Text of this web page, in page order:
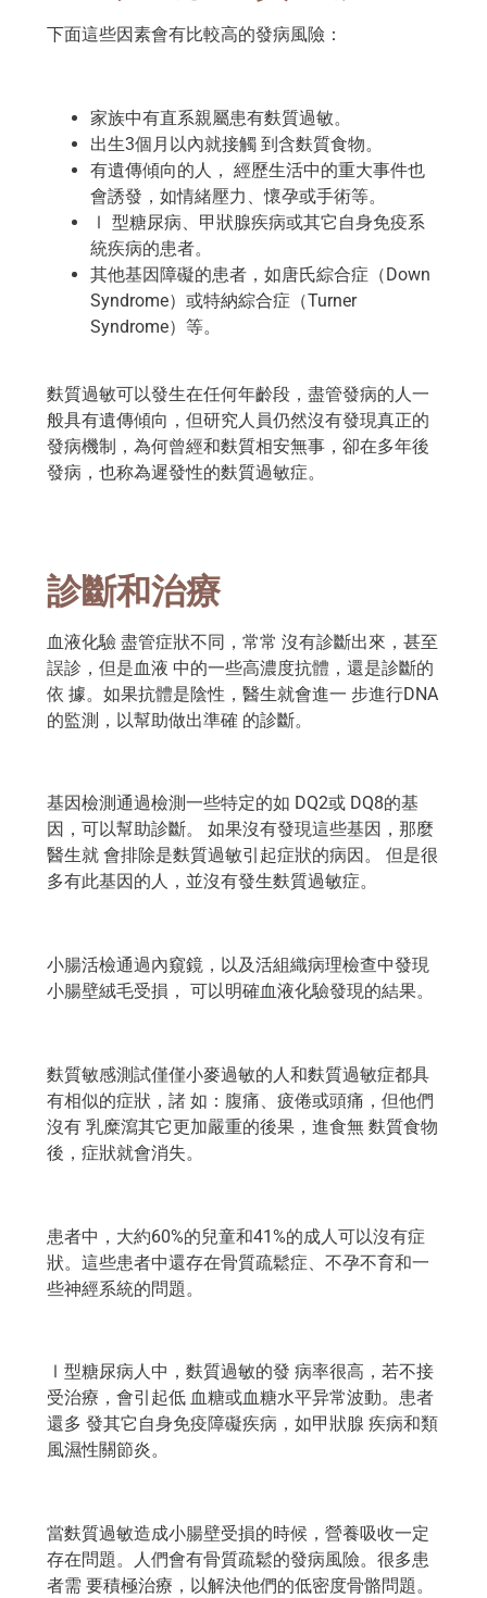
下面這些因素會有比較高的發病風險：
家族中有直系親屬患有麩質過敏。
出生3個月以內就接觸 到含麩質食物。
有遺傳傾向的人， 經歷生活中的重大事件也
會誘發，如情緒壓力、懷孕或手術等。
Ⅰ 型糖尿病、甲狀腺疾病或其它自身免疫系
統疾病的患者。
其他基因障礙的患者，如唐氏綜合症（Down
Syndrome）或特納綜合症（Turner
Syndrome）等。
麩質過敏可以發生在任何年齡段，盡管發病的人一
般具有遺傳傾向，但研究人員仍然沒有發現真正的
發病機制，為何曾經和麩質相安無事，卻在多年後
發病，也称為遲發性的麩質過敏症。
診斷和治療
血液化驗 盡管症狀不同，常常 沒有診斷出來，甚至
誤診，但是血液 中的一些高濃度抗體，還是診斷的
依 據。如果抗體是陰性，醫生就會進一 步進行DNA
的監測，以幫助做出準確 的診斷。
基因檢測通過檢測一些特定的如 DQ2或 DQ8的基
因，可以幫助診斷。 如果沒有發現這些基因，那麼
醫生就 會排除是麩質過敏引起症狀的病因。 但是很
多有此基因的人，並沒有發生麩質過敏症。
小腸活檢通過內窺鏡，以及活組織病理檢查中發現
小腸壁絨毛受損， 可以明確血液化驗發現的結果。
麩質敏感測試僅僅小麥過敏的人和麩質過敏症都具
有相似的症狀，諸 如：腹痛、疲倦或頭痛，但他們
沒有 乳糜瀉其它更加嚴重的後果，進食無 麩質食物
後，症狀就會消失。
患者中，大約60%的兒童和41%的成人可以沒有症
狀。這些患者中還存在骨質疏鬆症、不孕不育和一
些神經系統的問題。
Ⅰ型糖尿病人中，麩質過敏的發 病率很高，若不接
受治療，會引起低 血糖或血糖水平异常波動。患者
還多 發其它自身免疫障礙疾病，如甲狀腺 疾病和類
風濕性關節炎。
當麩質過敏造成小腸壁受損的時候，營養吸收一定
存在問題。人們會有骨質疏鬆的發病風險。很多患
者需 要積極治療，以解決他們的低密度骨骼問題。